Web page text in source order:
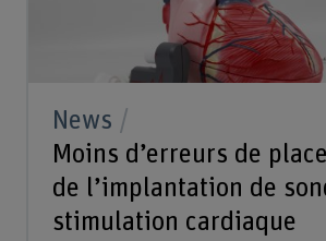
News
Moins d’erreurs de
de l’implantation de
stimulation cardiaque